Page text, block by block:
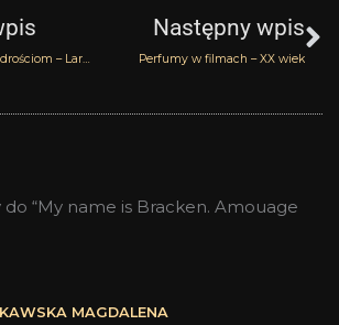
Wbrew ludowym mądrościom – Larmes du Desert Atelier des Ors
Następny wpis
Perfumy w filmach – XX wiek
“My name is Bracken. Amouage
MAGDALENA